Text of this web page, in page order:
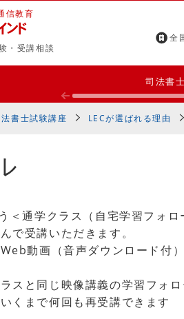
信教育
・受講相談
全
司法書
法書士試験講座 LECが選ばれる理由
＜通学クラス（自宅学習フォ
で受講いただきます。
動画（音声ダウンロード付
スと同じ映像講義の学習フォ
くまで何回も再受講できます